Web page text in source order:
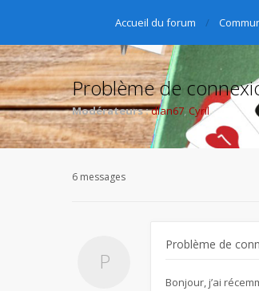
Accueil du forum
Problème de
Modérateurs :dlan67, Cyril
6 messages
Problème de
Bonjour, j’ai